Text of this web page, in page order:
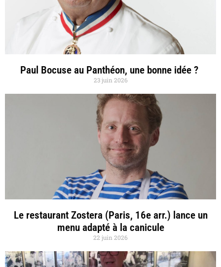
Paul Bocuse au Panthéon, une bonne idée ?
23 juin 2026
Le restaurant Zostera (Paris, 16e arr.) lance un
menu adapté à la canicule
22 juin 2026